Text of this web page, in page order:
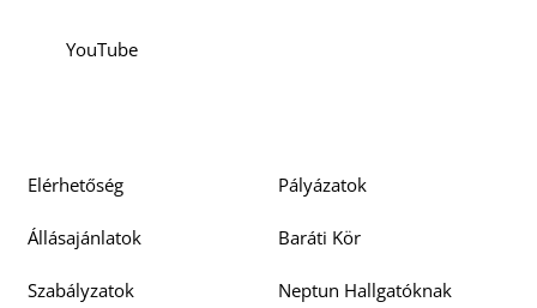
YouTube
Elérhetőség Pályázatok
Állásajánlatok Baráti Kör
Szabályzatok Neptun Hallgatóknak